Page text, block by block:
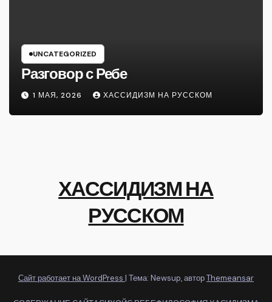
UNCATEGORIZED
Разговор с Ребе
1 МАЯ, 2026 ХАССИДИЗМ НА РУССКОМ
ХАССИДИЗМ НА
РУССКОМ
Сайт работает на WordPress | Тема: Newsup, авторThemeansar